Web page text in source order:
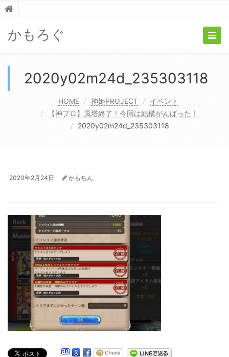
かもろぐ
2020y02m24d_235303118
HOME 神姫PROJECT
イベント
【神プロ】風塔終了！今回は結構がんばった！
2020y02m24d_235303118
2020年2月24日 かもちん